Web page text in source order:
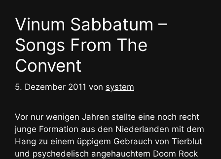
Vinum Sabbatum –
Songs From The
Convent
5. Dezember 2011 von system
Vor nur wenigen Jahren stellte eine noch recht
junge Formation aus den Niederlanden mit dem
Hang zu einem üppigem Gebrauch von Tierblut
und psychedelisch angehauchtem Doom Rock